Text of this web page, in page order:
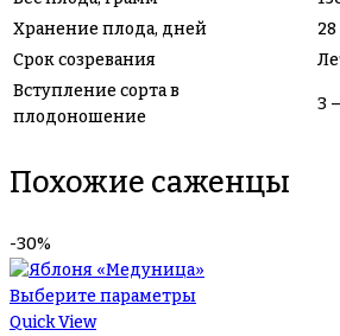
Хранение плода, дней
28
Срок созревания
Вступление сорта в
плодоношение
3
Похожие саженцы
-30%
Выберите параметры
Quick View